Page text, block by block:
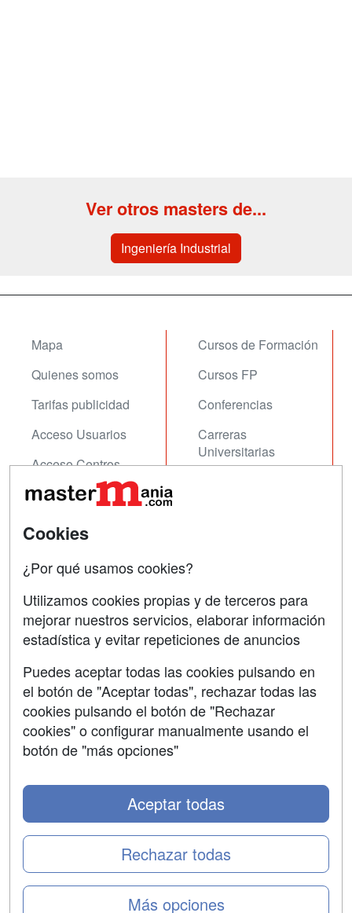
Ver otros masters de...
Ingeniería Industrial
Mapa
Quienes somos
Tarifas publicidad
Acceso Usuarios
Acceso Centros
Cursos de Formación
Cursos FP
Conferencias
Carreras
Universitarias
Contactar
Copyleft
Grupo formazion:
Copyright 2000-2026 Formazion Web, S.L. - Calle
Fermín Caballero, 62 - 28034 Madrid Tel: 91 533 70 78
Cookies
¿Por qué usamos cookies?
Utilizamos cookies propias y de terceros para
mejorar nuestros servicios, elaborar información
estadística y evitar repeticiones de anuncios
Puedes aceptar todas las cookies pulsando en
el botón de "Aceptar todas", rechazar todas las
cookies pulsando el botón de "Rechazar
cookies" o configurar manualmente usando el
botón de "más opciones"
Más opciones
Rechazar todas
Aceptar todas